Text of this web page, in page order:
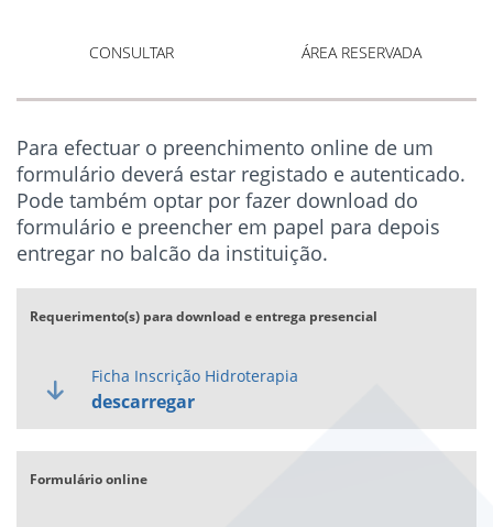
CONSULTAR ÁREA RESERVADA
Para efectuar o preenchimento online de um
formulário deverá estar registado e autenticado.
Pode também optar por fazer download do
formulário e preencher em papel para depois
entregar no balcão da instituição.
Requerimento(s) para download e entrega presencial
Ficha Inscrição Hidroterapia
descarregar
Formulário online